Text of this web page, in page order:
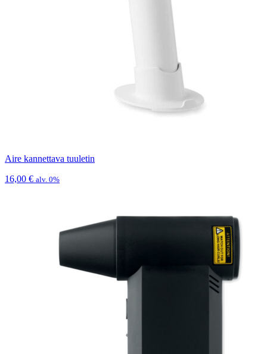
Aire kannettava tuuletin
16,00 € alv. 0%